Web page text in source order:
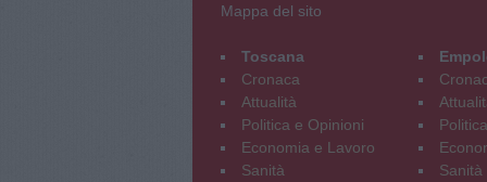
Mappa del sito
Toscana
Cronaca
Attualità
Politica e Opinioni
Economia e Lavoro
Sanità
Sanità